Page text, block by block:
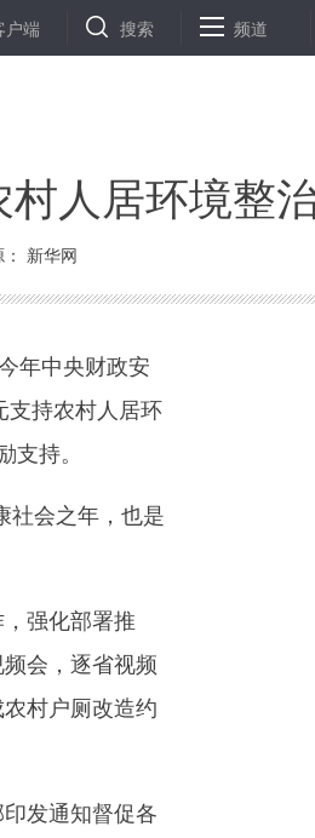
局面——习近平主席视察空军航空大学
户端 搜索 频道
人居环境整
新华网
年中央财政安
支持农村人居环
持。
会之年，也是
强化部署推
会，逐省视频
村户厕改造约
发通知督促各